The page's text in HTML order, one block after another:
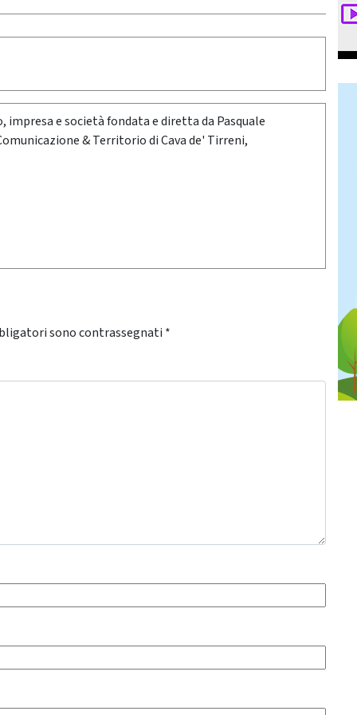
e società fondata e diretta da Pasquale
& Territorio di Cava de' Tirreni,
sono contrassegnati *